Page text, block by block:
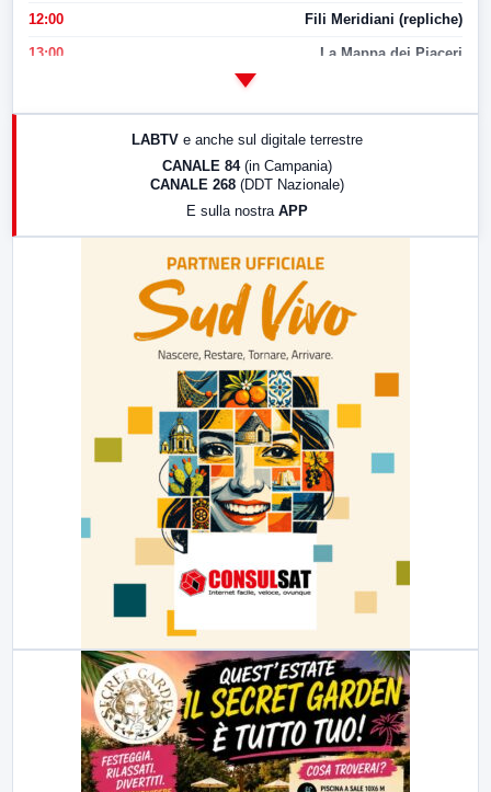
12:00 Fili Meridiani (repliche)
13:00 La Mappa dei Piaceri
LABTV e anche sul digitale terrestre
CANALE 84 (in Campania)
CANALE 268 (DDT Nazionale)
E sulla nostra APP